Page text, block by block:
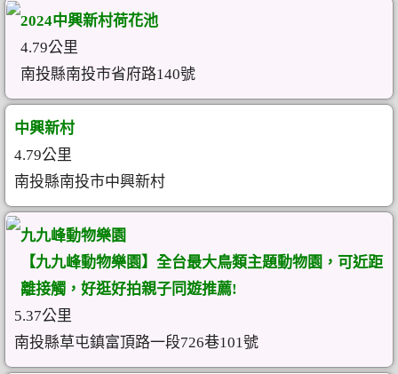
2024中興新村荷花池
4.79公里
南投縣南投市省府路140號
中興新村
4.79公里
南投縣南投市中興新村
九九峰動物樂園
【九九峰動物樂園】全台最大鳥類主題動物園，可近距
離接觸，好逛好拍親子同遊推薦!
5.37公里
南投縣草屯鎮富頂路一段726巷101號